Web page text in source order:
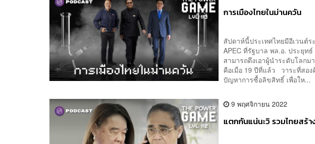
การเมืองไทยในม่านควัน
สัปดาห์นี้ประเทศไทยมีอีเวนต์
APEC ที่รัฐบาล พล.อ. ประยุท
สามารถดึงเอาผู้นำระดับโลก
คือเมื่อ 19 ปีที่แล้ว วาระที่สอ
ปัญหาการซื้อลิขสิทธิ์ เพื่อให...
9 พฤศจิกายน 2022
แตกกันแน่นะวิ รวมไทยสร้าง